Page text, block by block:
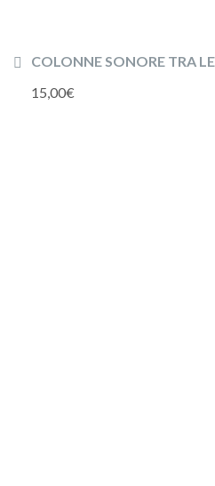
COLONNE SONORE TRA
15,00€